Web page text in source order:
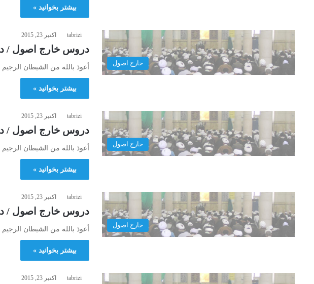
بیشتر بخوانید »
خارج اصول
tabrizi اکتبر 23, 2015
دروس خارج اصول / درس 17: دنباله كلام مرحوم نائينى ـ كلام
أعوذ بالله من الشیطان
بیشتر بخوانید »
خارج اصول
tabrizi اکتبر 23, 2015
دروس خارج اصول / درس 18: مسلك ماض در
أعوذ بالله من الشیطان
بیشتر بخوانید »
خارج اصول
tabrizi اکتبر 23, 2015
دروس خارج اصول / درس 19: دنباله كلام ما و ـ كلام آخوند
أعوذ بالله من الشیطان
بیشتر بخوانید »
tabrizi اکتبر 23, 2015